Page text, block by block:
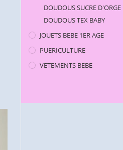
DOUDOUS SUCRE D'ORGE
DOUDOUS TEX BABY
JOUETS BEBE 1ER AGE
PUERICULTURE
VETEMENTS BEBE